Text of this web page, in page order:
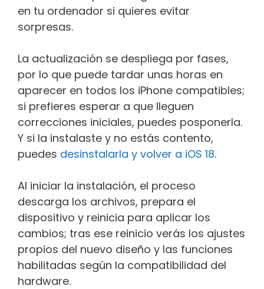
en tu ordenador si quieres evitar
sorpresas.
La actualización se despliega por fases,
por lo que puede tardar unas horas en
aparecer en todos los iPhone compatibles;
si prefieres esperar a que lleguen
correcciones iniciales, puedes posponerla.
Y si la instalaste y no estás contento,
puedes desinstalarla y volver a iOS 18.
Al iniciar la instalación, el proceso
descarga los archivos, prepara el
dispositivo y reinicia para aplicar los
cambios; tras ese reinicio verás los ajustes
propios del nuevo diseño y las funciones
habilitadas según la compatibilidad del
hardware.